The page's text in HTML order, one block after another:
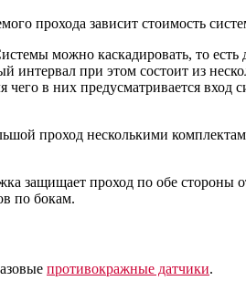
прохода зависит стоимость
можно каскадировать, то есть
при этом состоит из
в них предусматривается вход
проход несколькими
защищает проход по обе стороны
по бокам.
противокражные датчики.